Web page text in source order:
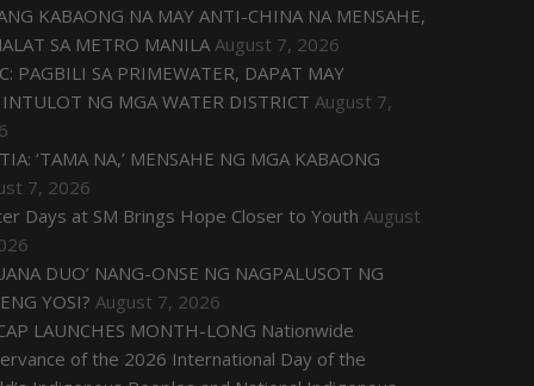
KABAONG NA MAY ANTI-CHINA NA MENSAHE,
SA METRO MANILA August 7, 2026
PAGBILI SA PRIMEWATER, DAPAT MAY
NG MGA WATER DISTRICT August 7,
‘TAMA NA,’ MENSAHE NG MGA KABAONG
7, 2026
Days at SM Brings Hope Closer to Youth August
DUO’ NANG-ONSE NG NAGPALUSOT NG
YOSI? August 7, 2026
LAUNCHES MONTH-LONG Nationwide
of the 2026 International Day of the